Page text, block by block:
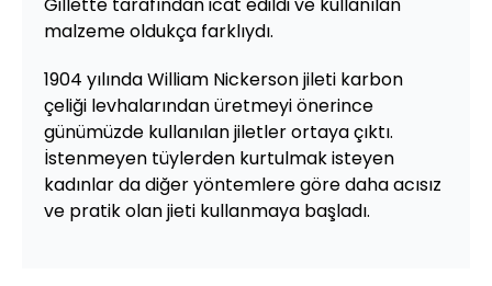
malzeme oldukça farklıydı.
1904 yılında William Nickerson jileti karbon
çeliği levhalarından üretmeyi önerince
günümüzde kullanılan jiletler ortaya çıktı.
İstenmeyen tüylerden kurtulmak isteyen
kadınlar da diğer yöntemlere göre daha acısız
ve pratik olan jieti kullanmaya başladı.